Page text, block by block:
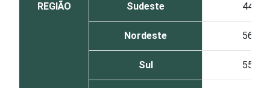
REGIÃO Sudeste 44
Nordeste 56
Sul 55